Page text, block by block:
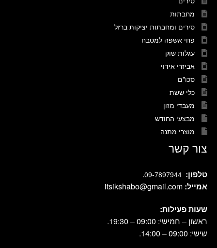
מחבתות
סירים ומחבתות יציקות ברזל
פחי אשפה למטבח
עגלות שוק
אביזרי אידוי
סכו"ם
כלי ששת
מעבדי מזון
מבצעי החודש
מוצרי מתנה
צור קשר
טלפון: 09-7897944
.
אמייל: itsikshabo@gmail.com
שעות פעילות:
ראשון – חמישי: 09:00 – 19:30.
שישי: 09:00 – 14:00.